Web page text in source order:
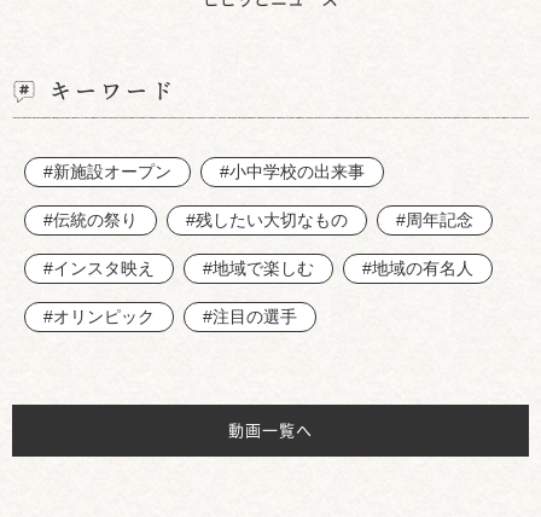
キーワード
#新施設オープン #小中学校の出来事
#伝統の祭り #残したい大切なもの #周年記念
#インスタ映え #地域で楽しむ #地域の有名人
#オリンピック #注目の選手
動画一覧へ